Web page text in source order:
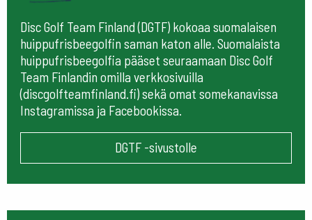
Disc Golf Team Finland (DGTF) kokoaa suomalaisen
huippufrisbeegolfin saman katon alle. Suomalaista
huippufrisbeegolfia pääset seuraamaan Disc Golf
Team Finlandin omilla verkkosivuilla
(discgolfteamfinland.fi) sekä omat somekanavissa
Instagramissa ja Facebookissa.
DGTF -sivustolle